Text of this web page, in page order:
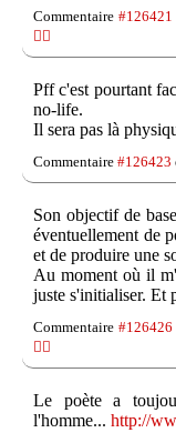
Commentaire#126421
👎🏽
Pff c'est pourtant
no-life.
Il sera pas là
Commentaire #126423
Son objectif de
éventuellement de
et de produire une
Au moment où il
juste s'initialiser. Et
Commentaire#126426
👎🏽
Le poète a
l'homme... http://